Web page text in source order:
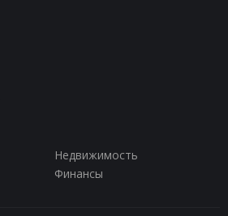
Недвижимость
Финансы